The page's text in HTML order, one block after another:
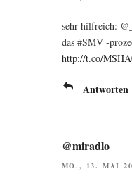
sehr hilf­reich:
das #SMV
http://t.co/
Antworten
@miradlo
MO., 13. MAI